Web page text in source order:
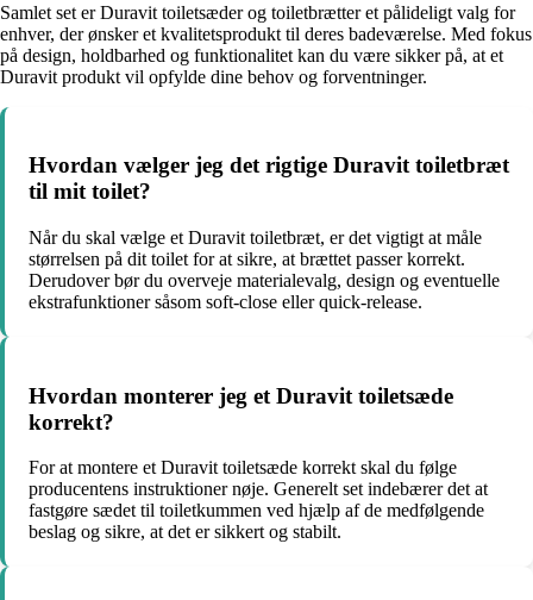
Samlet set er Duravit toiletsæder og toiletbrætter et pålideligt valg for
enhver, der ønsker et kvalitetsprodukt til deres badeværelse. Med fokus
på design, holdbarhed og funktionalitet kan du være sikker på, at et
Duravit produkt vil opfylde dine behov og forventninger.
Hvordan vælger jeg det rigtige Duravit toiletbræt
til mit toilet?
Når du skal vælge et Duravit toiletbræt, er det vigtigt at måle
størrelsen på dit toilet for at sikre, at brættet passer korrekt.
Derudover bør du overveje materialevalg, design og eventuelle
ekstrafunktioner såsom soft-close eller quick-release.
Hvordan monterer jeg et Duravit toiletsæde
korrekt?
For at montere et Duravit toiletsæde korrekt skal du følge
producentens instruktioner nøje. Generelt set indebærer det at
fastgøre sædet til toiletkummen ved hjælp af de medfølgende
beslag og sikre, at det er sikkert og stabilt.